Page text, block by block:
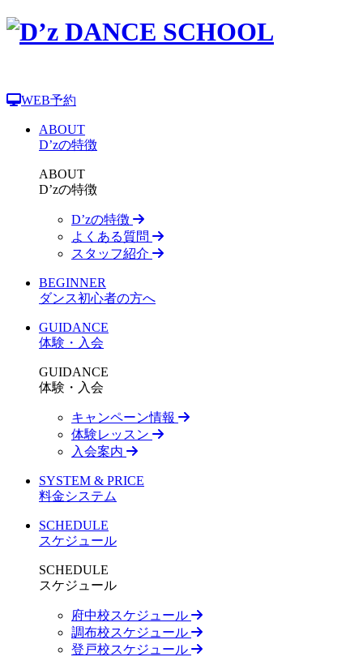
WEB予約
ABOUT
D’zの特徴
ABOUT
D’zの特徴
D’zの特徴
よくある質問
スタッフ紹介
BEGINNER
ダンス初心者の方へ
GUIDANCE
体験・入会
GUIDANCE
体験・入会
キャンペーン情報
体験レッスン
入会案内
SYSTEM & PRICE
料金システム
SCHEDULE
スケジュール
SCHEDULE
スケジュール
府中校スケジュール
調布校スケジュール
登戸校スケジュール